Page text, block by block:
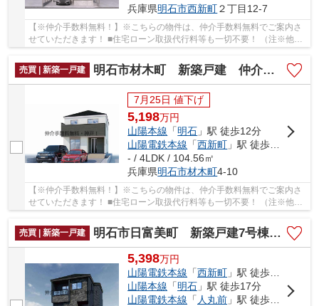
兵庫県明石市西新町２丁目12-7
【※仲介手数料無料！】※こちらの物件は、仲介手数料無料でご案内さ
せていただきます！ ■住宅ローン取扱代行料等も一切不要！ （注※他社
売買 | 新築一戸建
明石市材木町 新築戸建 仲介手数料無料！
7月25日 値下げ
5,198万円
山陽本線 「明石 」駅 徒歩12分
山陽電鉄本線 「西新町 」駅 徒歩15分
- / 4LDK / 104.56㎡
兵庫県明石市材木町4-10
【※仲介手数料無料！】※こちらの物件は、仲介手数料無料でご案内さ
せていただきます！ ■住宅ローン取扱代行料等も一切不要！ （注※他社
売買 | 新築一戸建
明石市日富美町 新築戸建7号棟 仲介手数料無料！
5,398万円
山陽電鉄本線 「西新町 」駅 徒歩14分
山陽本線 「明石 」駅 徒歩17分
山陽電鉄本線 「 人丸前 」駅 徒歩27分